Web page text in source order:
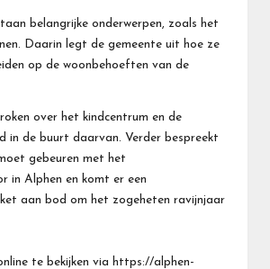
belangrijke onderwerpen, zoals het
Daarin legt de gemeente uit hoe ze
op de woonbehoeften van de
over het kindcentrum en de
in de buurt daarvan. Verder bespreekt
gebeuren met het
in Alphen en komt er een
aan bod om het zogeheten ravijnjaar
te bekijken via https://alphen-